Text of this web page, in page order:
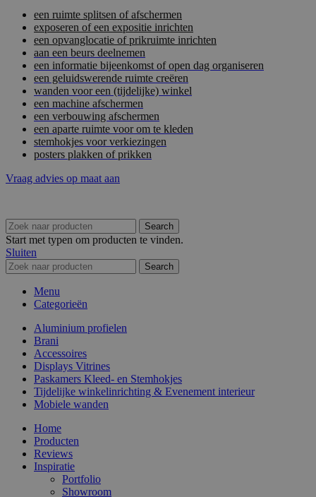
een ruimte splitsen of afschermen
exposeren of een expositie inrichten
een opvanglocatie of prikruimte inrichten
aan een beurs deelnemen
een informatie bijeenkomst of open dag organiseren
een geluidswerende ruimte creëren
wanden voor een (tijdelijke) winkel
een machine afschermen
een verbouwing afschermen
een aparte ruimte voor om te kleden
stemhokjes voor verkiezingen
posters plakken of prikken
Vraag advies op maat aan
Search
Start met typen om producten te vinden.
Sluiten
Search
Menu
Categorieën
Aluminium profielen
Brani
Accessoires
Displays Vitrines
Paskamers Kleed- en Stemhokjes
Tijdelijke winkelinrichting & Evenement interieur
Mobiele wanden
Home
Producten
Reviews
Inspiratie
Portfolio
Showroom